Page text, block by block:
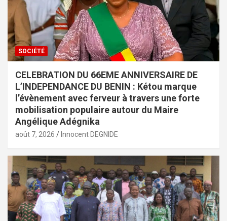
SOCIÉTÉ
CELEBRATION DU 66EME ANNIVERSAIRE DE
L’INDEPENDANCE DU BENIN : Kétou marque
l’évènement avec ferveur à travers une forte
mobilisation populaire autour du Maire
Angélique Adégnika
août 7, 2026 Innocent DEGNIDE